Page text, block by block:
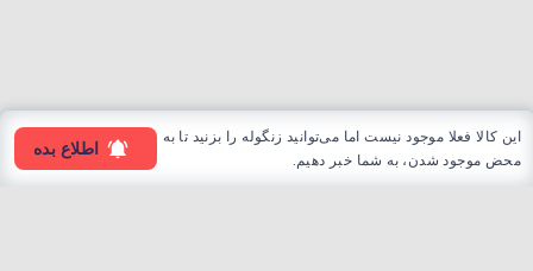
این کالا فعلا موجود نیست اما می‌توانید زنگوله را بزنید تا به
محض موجود شدن، به شما خبر دهیم.
اطلاع بده